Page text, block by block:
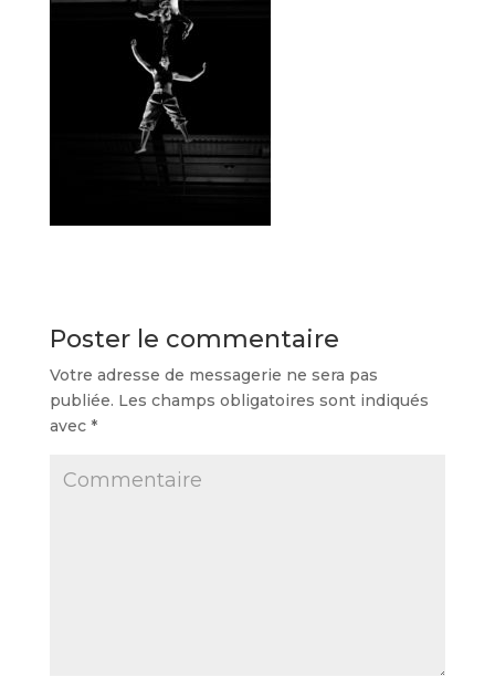
Poster le commentaire
Votre adresse de messagerie ne sera pas
publiée. Les champs obligatoires sont indiqués
avec *